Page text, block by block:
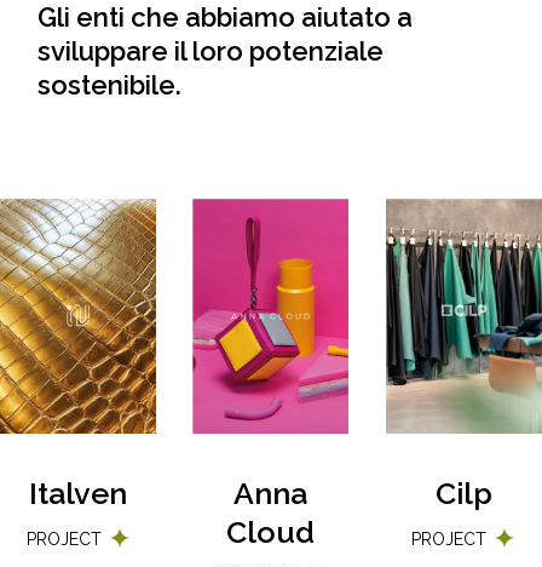
Gli enti che abbiamo aiutato a
sviluppare il loro potenziale
sostenibile.
Italven
PROJECT
Anna
Cloud
Cilp
PROJECT